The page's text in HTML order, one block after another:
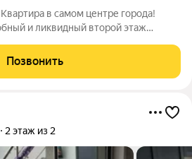
в самом центре города!
и ликвидный второй этаж
доступности детсад номер 35,
Позвонить
2 этаж из 2